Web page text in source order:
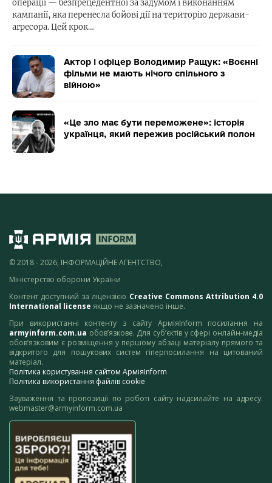
операції — безпрецедентної за задумом і виконанням
кампанії, яка перенесла бойові дії на територію держави-
агресора. Цей крок…
Актор і офіцер Володимир Ращук: «Воєнні
фільми не мають нічого спільного з
війною»
«Це зло має бути переможене»: історія
українця, який пережив російський полон
© 2018 - 2026, ІНФОРМАЦІЙНЕ АГЕНТСТВО,
Міністерство оборони України
Контент доступний за ліцензією Creative Commons Attribution 4.0
International license якщо не зазначено інше.
При використанні контенту з сайту АрміяInform посилання на
armyinform.com.ua обов’язкове. Для суб’єктів у сфері онлайн-медіа
обов’язковим є розміщення у першому абзаці матеріалу прямого та
відкритого для пошукових систем гіперпосилання на цитований
матеріал.
Політика користування сайтом АрміяInform
Політика використання файлів cookie
Зауваження та пропозиції по роботі сайту надсилайте на адресу:
webmaster@armyinform.com.ua